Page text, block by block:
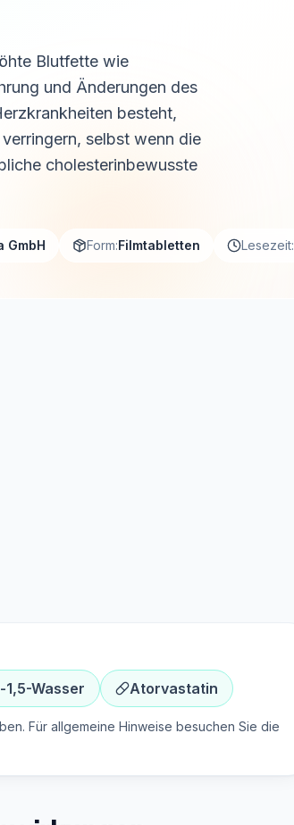
Blutfette wie
und Änderungen des
besteht,
selbst wenn die
cholesterinbewusste
GmbH Form:Filmtabletten Lesezeit:
Wasser Atorvastatin
Für allgemeine Hinweise besuchen Sie die